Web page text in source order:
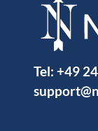
Tel: +49